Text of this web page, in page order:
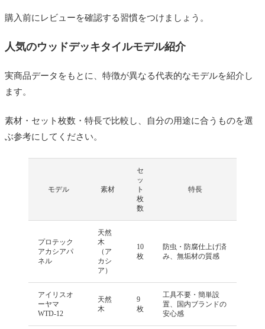
購入前にレビューを確認する習慣をつけましょう。
人気のウッドデッキタイルモデル紹介
実商品データをもとに、特徴が異なる代表的なモデルを紹介し
ます。
素材・セット枚数・特長で比較し、自分の用途に合うものを選
ぶ参考にしてください。
モデル 素材
セ
ッ
ト
枚
数
特長
プロテック
アカシアパ
ネル
天然
木
（ア
カシ
ア）
10
枚
防虫・防腐仕上げ済
み、無垢材の質感
アイリスオ
ーヤマ
WTD-12
天然
木
9
枚
工具不要・簡単設
置、国内ブランドの
安心感